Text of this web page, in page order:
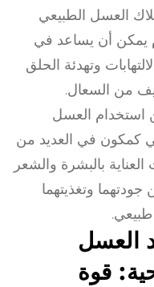
العسل الطبيعي
يمكن أن يساعد في
وتهدئة الحلق
من السعال.
استخدام العسل
كمكون في العديد من
بالبشرة والشعر
جودتهما وتغذيتهما
العسل
قوة